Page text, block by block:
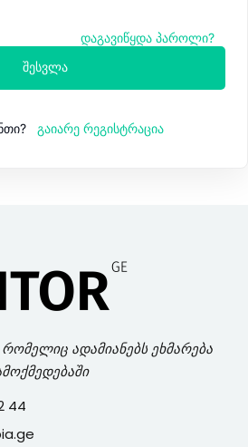
დაგავიწყდა პაროლი?
შესვლა
გაიარე რეგისტრაცია
ადამიანებს ეხმარება
44